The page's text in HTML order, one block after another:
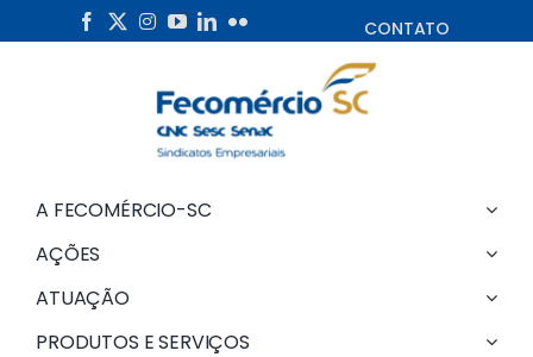
to
CONTATO
A FECOMÉRCIO-SC
AÇÕES
ATUAÇÃO
PRODUTOS E SERVIÇOS